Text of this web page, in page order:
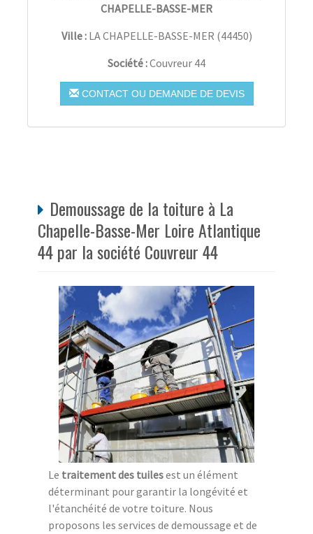
CHAPELLE-BASSE-MER
Ville : LA CHAPELLE-BASSE-MER (44450)
Société :Couvreur 44
CONTACT OU DEMANDE DE DEVIS
Demoussage de la toiture à La
Chapelle-Basse-Mer Loire Atlantique
44 par la société Couvreur 44
Le traitement des tuilesest un élément
déterminant pour garantir la longévité et
l'étanchéité de votre toiture. Nous
proposons les services de demoussage et de